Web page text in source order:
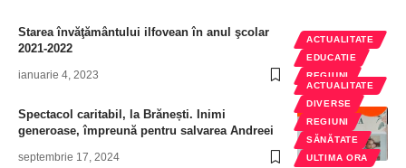
ACTUALITATE
EDUCATIE
REGIUNI
Starea învăţământului ilfovean în anul şcolar
2021-2022
ianuarie 4, 2023
ACTUALITATE
DIVERSE
REGIUNI
SĂNĂTATE
ULTIMA ORA
Spectacol caritabil, la Brănești. Inimi
generoase, împreună pentru salvarea Andreei
septembrie 17, 2024